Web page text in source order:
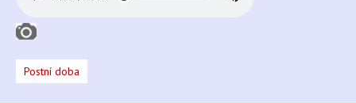
Postní doba